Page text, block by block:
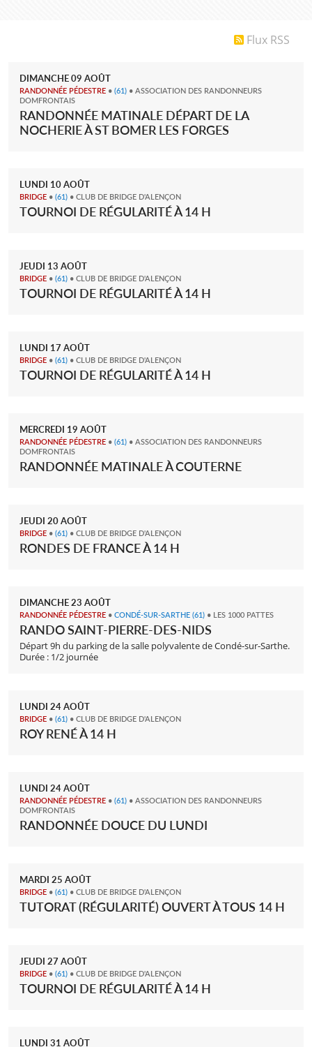
Flux RSS
DIMANCHE09 AOÛT
RANDONNÉE PÉDESTRE • (61) • ASSOCIATION DES RANDONNEURS
DOMFRONTAIS
RANDONNÉE MATINALE DÉPART DE LA
NOCHERIE À ST BOMER LES FORGES
LUNDI 10AOÛT
BRIDGE • (61) • CLUB DE BRIDGE D'ALENÇON
TOURNOI DE RÉGULARITÉ À 14 H
JEUDI 13 AOÛT
BRIDGE • (61) • CLUB DE BRIDGE D'ALENÇON
TOURNOI DE RÉGULARITÉ À 14 H
LUNDI 17 AOÛT
BRIDGE • (61) • CLUB DE BRIDGE D'ALENÇON
TOURNOI DE RÉGULARITÉ À 14 H
MERCREDI 19 AOÛT
RANDONNÉE PÉDESTRE • (61) • ASSOCIATION DES RANDONNEURS
DOMFRONTAIS
RANDONNÉE MATINALE À COUTERNE
JEUDI 20AOÛT
BRIDGE • (61) • CLUB DE BRIDGE D'ALENÇON
RONDES DE FRANCE À 14 H
DIMANCHE23 AOÛT
RANDONNÉE PÉDESTRE • CONDÉ-SUR-SARTHE (61) • LES 1000 PATTES
RANDO SAINT-PIERRE-DES-NIDS
Départ 9h du parking de la salle polyvalente de Condé-sur-Sarthe.
Durée : 1/2 journée
LUNDI 24AOÛT
BRIDGE • (61) • CLUB DE BRIDGE D'ALENÇON
ROY RENÉ À 14 H
LUNDI 24AOÛT
RANDONNÉE PÉDESTRE • (61) • ASSOCIATION DES RANDONNEURS
DOMFRONTAIS
RANDONNÉE DOUCE DU LUNDI
MARDI 25 AOÛT
BRIDGE • (61) • CLUB DE BRIDGE D'ALENÇON
TUTORAT (RÉGULARITÉ) OUVERT À TOUS 14 H
JEUDI 27 AOÛT
BRIDGE • (61) • CLUB DE BRIDGE D'ALENÇON
TOURNOI DE RÉGULARITÉ À 14 H
LUNDI 31 AOÛT